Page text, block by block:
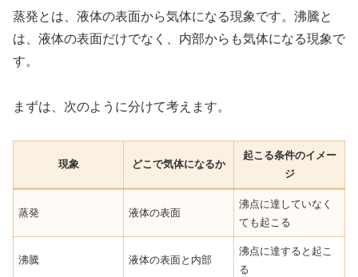
蒸発とは、液体の表面から気体になる現象です。沸騰と
は、液体の表面だけでなく、内部からも気体になる現象で
す。
まずは、次のように分けて考えます。
現象 どこで気体になるか
起こる条件のイメー
ジ
蒸発 液体の表面
沸点に達していなく
ても起こる
沸騰 液体の表面と内部
沸点に達すると起こ
る